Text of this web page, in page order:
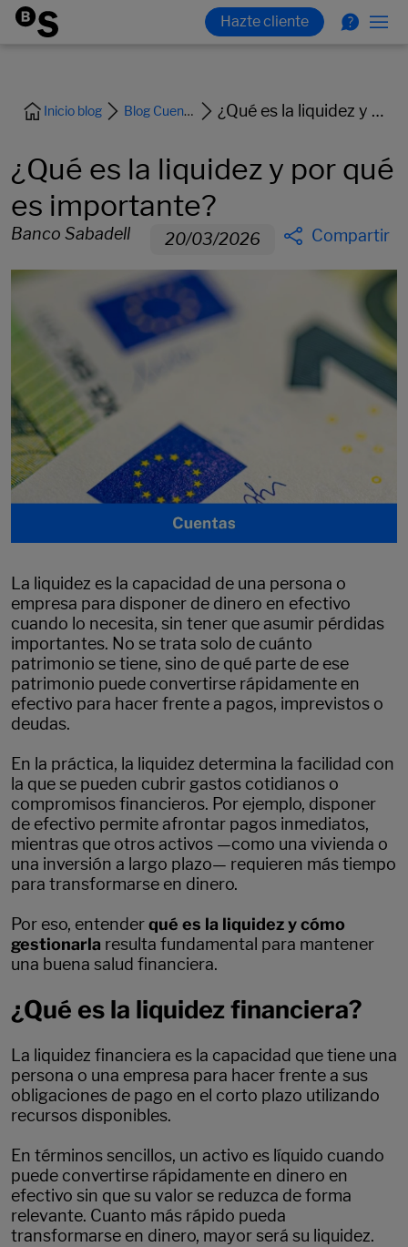
Inicio blog Blog Cuentas y Tarjetas ¿Qué es la liquidez y por qué es importante?
¿Qué es la liquidez y por qué
es importante?
Banco Sabadell 20/03/2026 Compartir
La liquidez es la capacidad de una persona o
empresa para disponer de dinero en efectivo
cuando lo necesita, sin tener que asumir pérdidas
importantes. No se trata solo de cuánto
patrimonio se tiene, sino de qué parte de ese
patrimonio puede convertirse rápidamente en
efectivo para hacer frente a pagos, imprevistos o
deudas.
En la práctica, la liquidez determina la facilidad con
la que se pueden cubrir gastos cotidianos o
compromisos financieros. Por ejemplo, disponer
de efectivo permite afrontar pagos inmediatos,
mientras que otros activos —como una vivienda o
una inversión a largo plazo— requieren más tiempo
para transformarse en dinero.
Por eso, entenderqué es la liquidez y cómo
gestionarla resulta fundamental para mantener
una buena salud financiera.
¿Qué es la liquidez financiera?
La liquidez financiera es la capacidad que tiene una
persona o una empresa para hacer frente a sus
obligaciones de pago en el corto plazo utilizando
recursos disponibles.
En términos sencillos, un activo es líquido cuando
puede convertirse rápidamente en dinero en
efectivo sin que su valor se reduzca de forma
relevante. Cuanto más rápido pueda
transformarse en dinero, mayor será su liquidez.